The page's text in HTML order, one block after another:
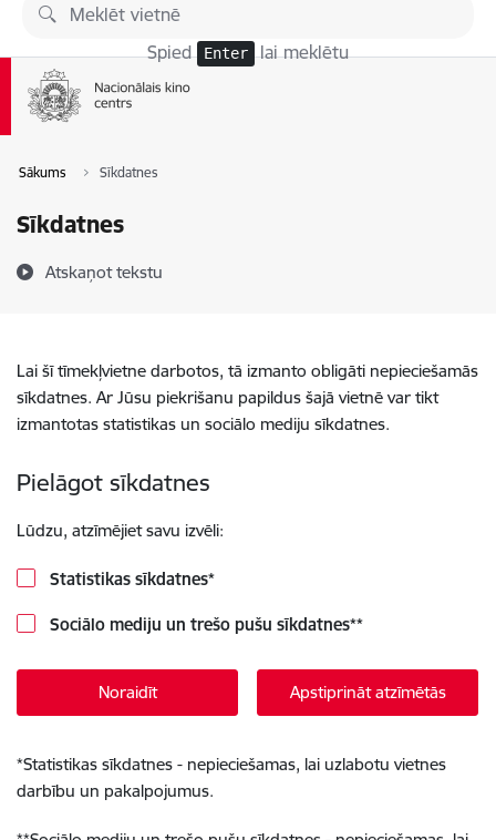
Pāriet uz lapas saturu
Spied Enter lai meklētu
Sākums Sīkdatnes
Sīkdatnes
Atskaņot tekstu
Lai šī tīmekļvietne darbotos, tā izmanto obligāti nepieciešamās
sīkdatnes. Ar Jūsu piekrišanu papildus šajā vietnē var tikt
izmantotas statistikas un sociālo mediju sīkdatnes.
Pielāgot sīkdatnes
Lūdzu, atzīmējiet savu izvēli:
Statistikas sīkdatnes*
Sociālo mediju un trešo pušu sīkdatnes**
Noraidīt Apstiprināt atzīmētās
*Statistikas sīkdatnes - nepieciešamas, lai uzlabotu vietnes
darbību un pakalpojumus.